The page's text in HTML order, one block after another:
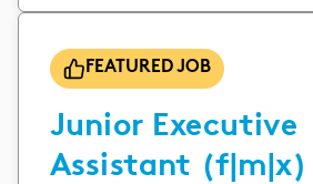
FEATURED JOB
Junior Executive
Assistant (f|m|x)